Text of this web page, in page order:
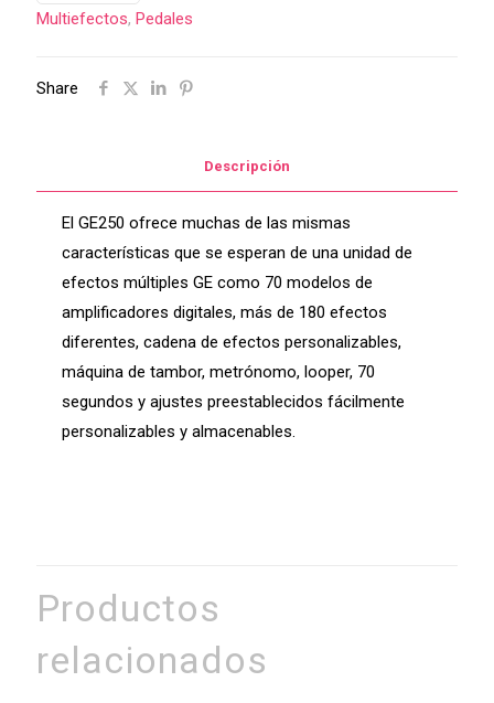
Multiefectos, Pedales
Share
Descripción
El GE250 ofrece muchas de las mismas
características que se esperan de una unidad de
efectos múltiples GE como 70 modelos de
amplificadores digitales, más de 180 efectos
diferentes, cadena de efectos personalizables,
máquina de tambor, metrónomo, looper, 70
segundos y ajustes preestablecidos fácilmente
personalizables y almacenables.
Productos
relacionados